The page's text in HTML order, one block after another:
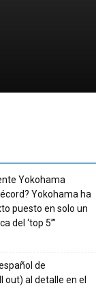
Yokohama
Yokohama ha
puesto en solo un
del ‘top 5’”
de
out) al detalle en el